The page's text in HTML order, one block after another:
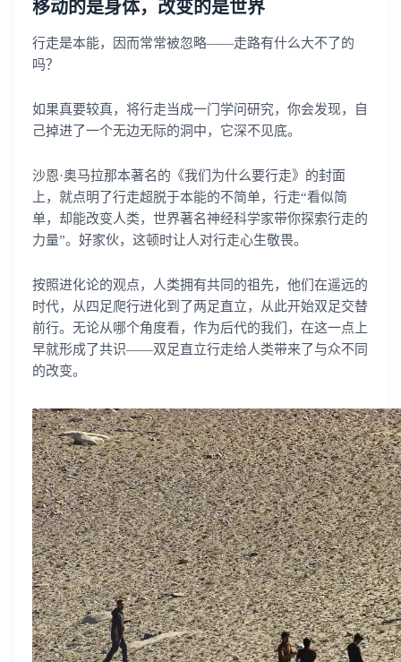
移动的是身体，改变的是世界
行走是本能，因而常常被忽略——走路有什么大不了的
吗？
如果真要较真，将行走当成一门学问研究，你会发现，自
己掉进了一个无边无际的洞中，它深不见底。
沙恩·奥马拉那本著名的《我们为什么要行走》的封面
上，就点明了行走超脱于本能的不简单，行走“看似简
单，却能改变人类，世界著名神经科学家带你探索行走的
力量”。好家伙，这顿时让人对行走心生敬畏。
按照进化论的观点，人类拥有共同的祖先，他们在遥远的
时代，从四足爬行进化到了两足直立，从此开始双足交替
前行。无论从哪个角度看，作为后代的我们，在这一点上
早就形成了共识——双足直立行走给人类带来了与众不同
的改变。